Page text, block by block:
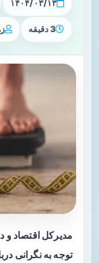
۱۴۰۴/۰۳/۱۳
3 دقیقه
مدیرکل اقتصاد و
توجه به نگرانی